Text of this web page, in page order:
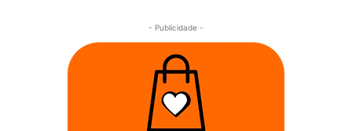
- Publicidade -